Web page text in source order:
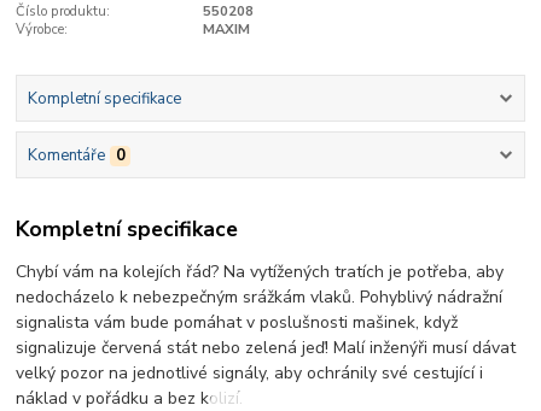
Číslo produktu:
550208
Výrobce:
MAXIM
Kompletní specifikace
Komentáře 0
Kompletní specifikace
Chybí vám na kolejích řád? Na vytížených tratích je potřeba, aby
nedocházelo k nebezpečným srážkám vlaků. Pohyblivý nádražní
signalista vám bude pomáhat v poslušnosti mašinek, když
signalizuje červená stát nebo zelená jeď! Malí inženýři musí dávat
velký pozor na jednotlivé signály, aby ochránily své cestující i
náklad v pořádku a bez kolizí.